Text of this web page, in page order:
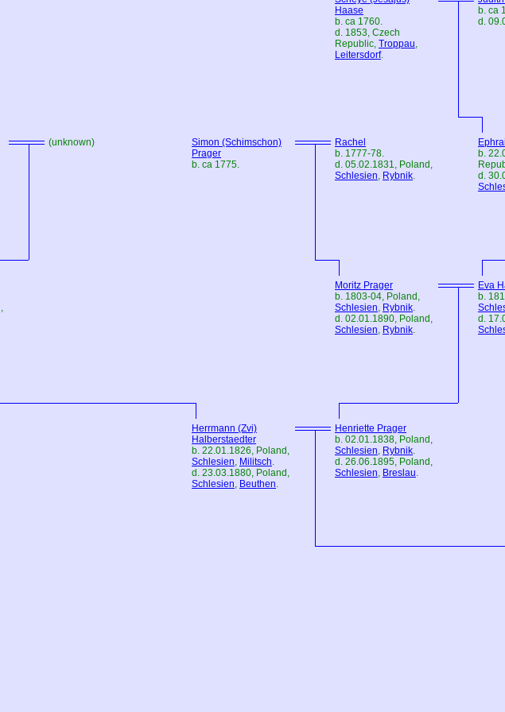
Haase
b. ca 1760.
d. 1853, Czech
Republic, Troppau,
Leitersdorf.
b. ca
d.
(unknown)
Simon (Schimschon)
Prager
b. ca 1775.
Rachel
b. 1777-78.
d. 05.02.1831, Poland ,
Schlesien, Rybnik.
b.
d.
,
Moritz Prager
b. 1803-04, Poland ,
Schlesien, Rybnik.
d. 02.01.1890, Poland ,
Schlesien, Rybnik.
Eva
b.
d.
Herrmann (Zvi)
Halberstaedter
b. 22.01.1826, Poland ,
Schlesien, Militsch.
d. 23.03.1880, Poland ,
Schlesien, Beuthen.
Henriette Prager
b. 02.01.1838, Poland ,
Schlesien, Rybnik.
d. 26.06.1895, Poland ,
Schlesien, Breslau.